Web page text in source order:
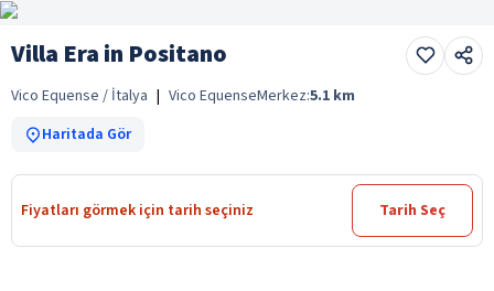
Villa Era in Positano
Vico Equense / İtalya | Vico EquenseMerkez:5.1 km
Haritada Gör
Fiyatları görmek için tarih seçiniz Tarih Seç